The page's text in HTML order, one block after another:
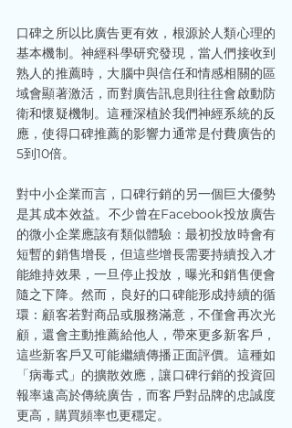
口碑之所以比廣告更有效，根源於人類心理的
基本機制。神經科學研究發現，當人們接收到
熟人的推薦時，大腦中與信任和情感相關的區
域會顯著激活，而對廣告訊息則往往會啟動防
衛和懷疑機制。這種深植於我們神經系統的反
應，使得口碑推薦的影響力通常是付費廣告的
5到10倍。
對中小企業而言，口碑行銷的另一個巨大優勢
是其成本效益。不少曾在Facebook投放廣告
的微小企業應該有類似體驗：最初投放時會有
短暫的銷售增長，但這些增長需要持續投入才
能維持效果，一旦停止投放，曝光和銷售便會
隨之下降。然而，良好的口碑能形成持續的循
環：顧客若對商品或服務滿意，不僅會再次光
顧，還會主動推薦給他人，帶來更多新客戶，
這些新客戶又可能繼續傳播正面評價。這種如
「病毒式」的擴散效應，讓口碑行銷的投資回
報率遠高於傳統廣告，而客戶對品牌的忠誠度
更高，購買頻率也更穩定。